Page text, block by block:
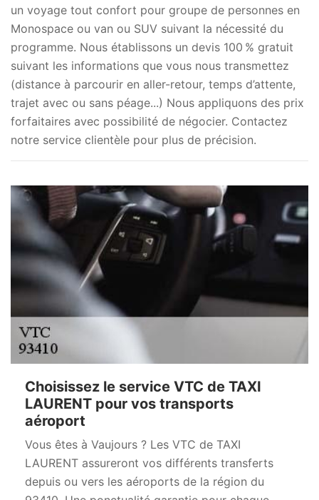
un voyage tout confort pour groupe de personnes en
Monospace ou van ou SUV suivant la nécessité du
programme. Nous établissons un devis 100 % gratuit
suivant les informations que vous nous transmettez
(distance à parcourir en aller-retour, temps d’attente,
trajet avec ou sans péage...) Nous appliquons des prix
forfaitaires avec possibilité de négocier. Contactez
notre service clientèle pour plus de précision.
Choisissez le service VTC de TAXI
LAURENT pour vos transports
aéroport
Vous êtes à Vaujours ? Les VTC de TAXI
LAURENT assureront vos différents transferts
depuis ou vers les aéroports de la région du